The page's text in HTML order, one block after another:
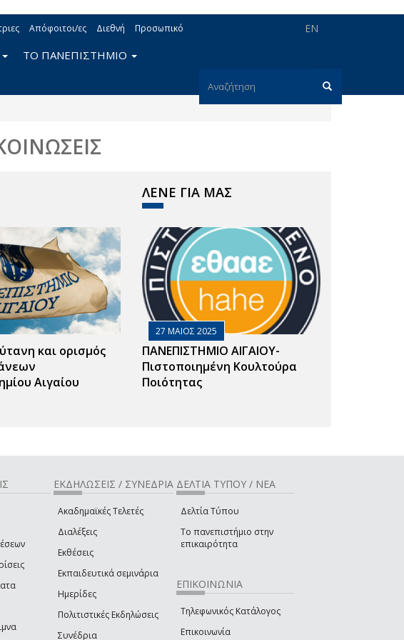
EN
Απόφοιτοι/ες Διεθνή Προσωπικό
Φόρμα
ΤΟ ΠΑΝΕΠΙΣΤΗΜΙΟ
και ορισμός
Αιγαίου
ΛΕΝΕ ΓΙΑ ΜΑΣ
27 ΜΑΙΟΣ 2025
ΠΑΝΕΠΙΣΤΗΜΙΟ ΑΙΓΑΙΟΥ-
Πιστοποιημένη Κουλτούρα
Ποιότητας
ΕΚΔΗΛΩΣΕΙΣ / ΣΥΝΕΔΡΙΑ
Ακαδημαϊκές Τελετές
Διαλέξεις
Εκθέσεις
Εκπαιδευτικά σεμινάρια
Ημερίδες
Πολιτιστικές Εκδηλώσεις
Συνέδρια
ΔΕΛΤΙΑ ΤΥΠΟΥ / ΝΕΑ
Δελτία Τύπου
Το πανεπιστήμιο στην
επικαιρότητα
ΕΠΙΚΟΙΝΩΝΙΑ
Τηλεφωνικός Κατάλογος
Επικοινωνία